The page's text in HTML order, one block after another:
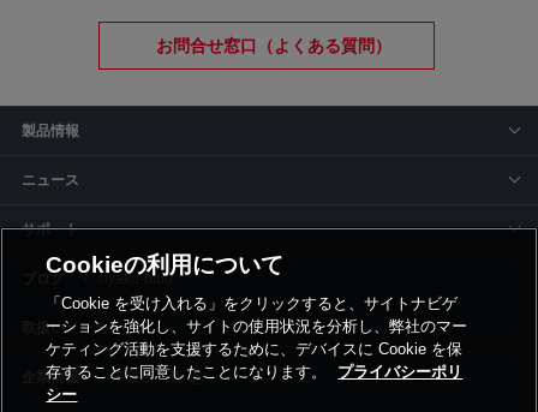
お問合せ窓口（よくある質問）
製品情報
ニュース
サポート
siyaku-blog
取扱いメーカー
事業所一覧
Cookieの利用について
「Cookie を受け入れる」をクリックすると、サイトナビゲ
ーションを強化し、サイトの使用状況を分析し、弊社のマー
ケティング活動を支援するために、デバイスに Cookie を保
存することに同意したことになります。
プライバシーポリ
シー